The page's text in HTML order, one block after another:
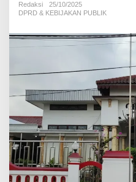
Redaksi
25/10/2025
DPRD & KEBIJAKAN PUBLIK